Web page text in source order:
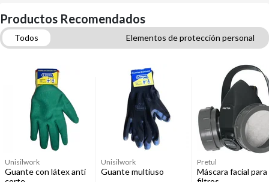
Productos Recomendados
Todos
Elementos de protección personal
Accesorios de cadenas, sogas y cuerdas
Unisilwork
Guante con látex anti
Unisilwork
Guante multiuso
Pretul
Máscara facial para